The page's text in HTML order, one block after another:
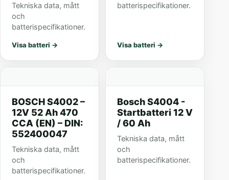
Tekniska data, mått
och
batterispecifikationer.
Visa batteri →
batterispecifikationer.
Visa batteri →
BOSCH S4002 –
12V 52 Ah 470
CCA (EN) – DIN:
552400047
Tekniska data, mått
och
batterispecifikationer.
Bosch S4004 -
Startbatteri 12 V
/ 60 Ah
Tekniska data, mått
och
batterispecifikationer.